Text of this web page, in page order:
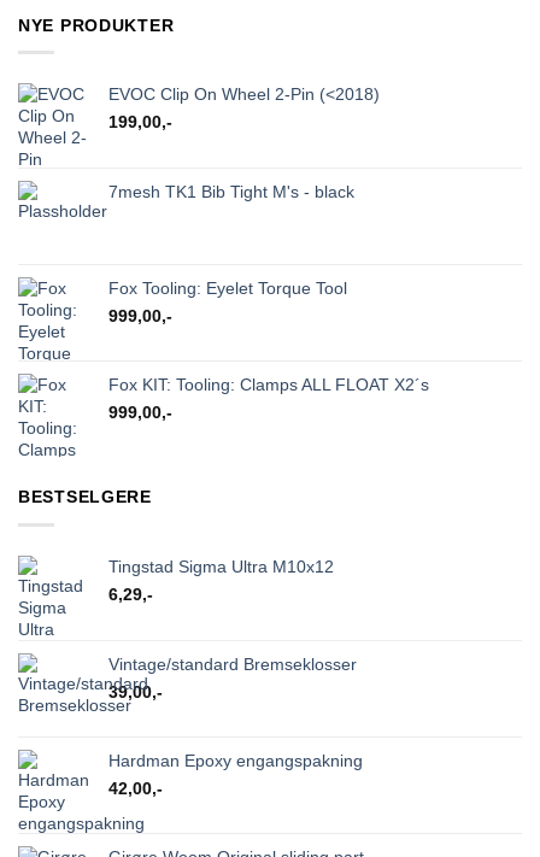
NYE PRODUKTER
EVOC Clip On Wheel 2-Pin (<2018)
199,00,-
7mesh TK1 Bib Tight M's - black
Fox Tooling: Eyelet Torque Tool
999,00,-
Fox KIT: Tooling: Clamps ALL FLOAT X2´s
999,00,-
BESTSELGERE
Tingstad Sigma Ultra M10x12
6,29,-
Vintage/standard Bremseklosser
39,00,-
Hardman Epoxy engangspakning
42,00,-